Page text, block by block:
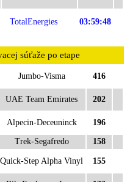
TotalEnergies 03:59:48
súťaže po etape
Jumbo-Visma 416
UAE Team Emirates 202
Alpecin-Deceuninck 196
Trek-Segafredo 158
Quick-Step Alpha Vinyl 155